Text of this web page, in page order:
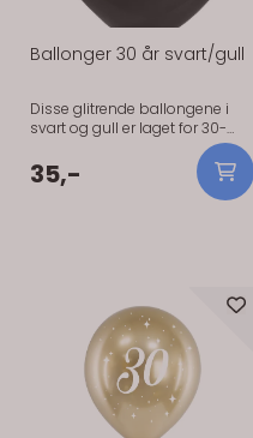
Ballonger 30 år svart/gull
Disse glitrende ballongene i
svart og gull er laget for 30-
og posen inneholder 8 stk.
Spesifikasjoner: - Farge:
svart/gull (glitrende) - Mål: Ø23
35,-